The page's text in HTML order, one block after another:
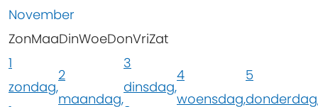
November
ZonMaaDinWoeDonVriZat
1
zondag,
2
maandag,
3
dinsdag,
4
woensdag,
5